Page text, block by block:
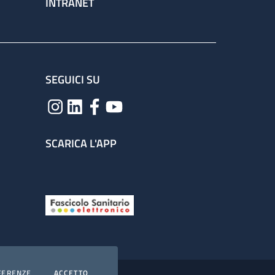
COOKIES I COOKIES
SEGUICI SU
SCARICA L'APP